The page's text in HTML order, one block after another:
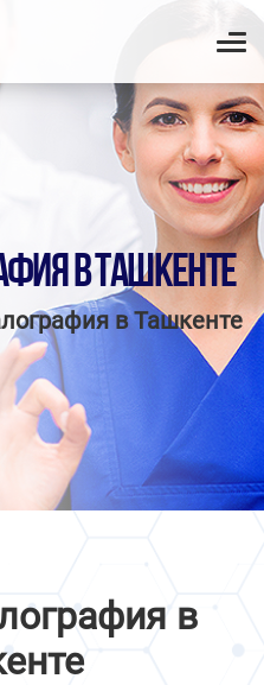
В ТАШКЕНТЕ
в Ташкенте
в